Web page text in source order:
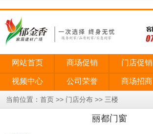
网站首页 商场促销 门店促销
视频中心 公司荣誉 商场招商
当前位置： 首页 >> 门店分布 >> 三楼
丽都门窗